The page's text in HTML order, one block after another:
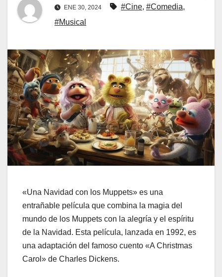
ENE 30, 2024 #Cine, #Comedia,
#Musical
«Una Navidad con los Muppets» es una
entrañable película que combina la magia del
mundo de los Muppets con la alegría y el espíritu
de la Navidad. Esta película, lanzada en 1992, es
una adaptación del famoso cuento «A Christmas
Carol» de Charles Dickens.